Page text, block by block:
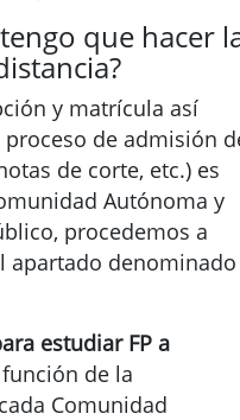
que hacer
y matrícula así
de admisión
de corte, etc.) es
Autónoma y
procedemos a
apartado denominado
estudiar FP a
de la
Comunidad